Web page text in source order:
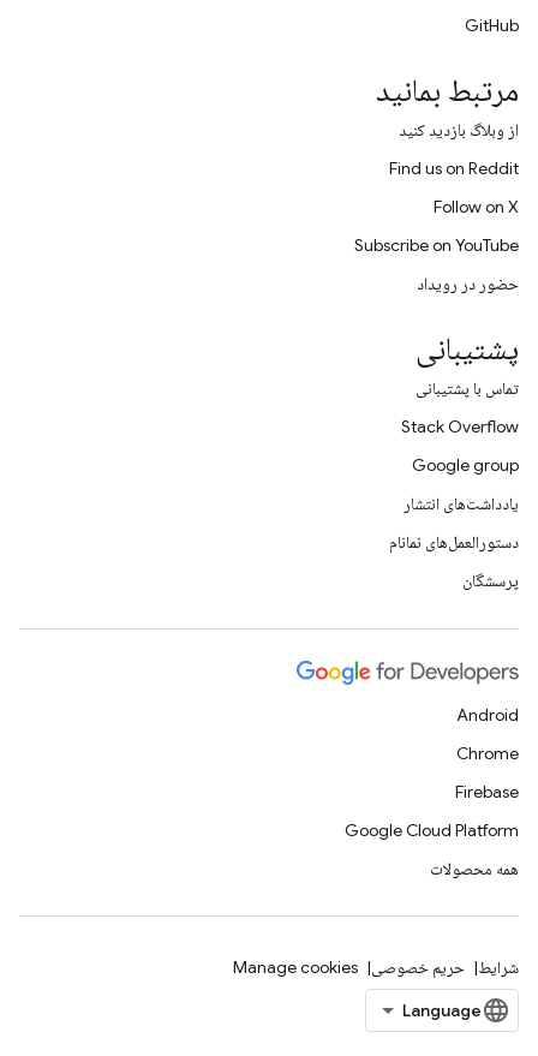
GitHub
مرتبط بمانید
از وبلاگ بازدید کنید
Find us on Reddit
Follow on X
Subscribe on YouTube
حضور در رویداد
پشتیبانی
تماس با پشتیبانی
Stack Overflow
Google group
یادداشت‌های انتشار
دستورالعمل‌های نمانام
پرسشگان
Android
Chrome
Firebase
Google Cloud Platform
همه محصولات
شرایط حریم خصوصی Manage cookies